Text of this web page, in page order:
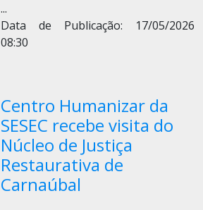
...
Data de Publicação: 17/05/2026
08:30
Centro Humanizar da
SESEC recebe visita do
Núcleo de Justiça
Restaurativa de
Carnaúbal